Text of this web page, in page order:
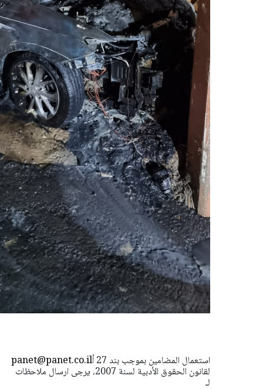
panet@panet.co.ilاستعمال المضامين بموجب بند 27 أ
لقانون الحقوق الأدبية لسنة 2007، يرجى ارسال ملاحظات
لـ